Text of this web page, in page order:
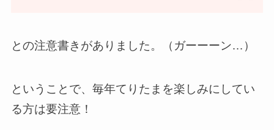
との注意書きがありました。（ガーーーン…）
ということで、毎年てりたまを楽しみにしてい
る方は要注意！